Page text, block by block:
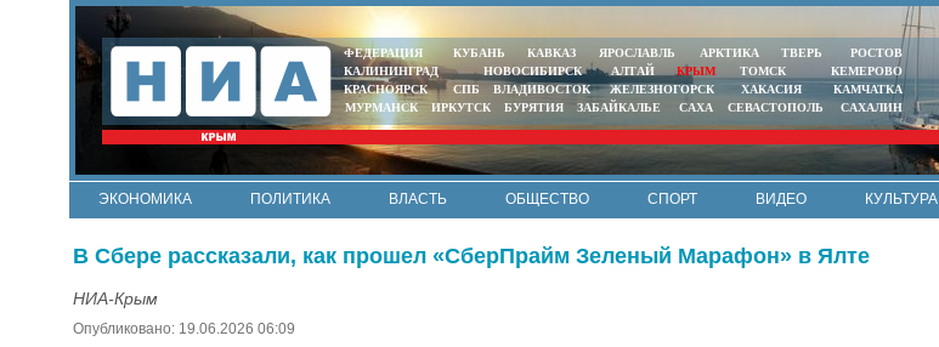
ФЕДЕРАЦИЯ КУБАНЬ КАВКАЗ ЯРОСЛАВЛЬ АРКТИКА ТВЕРЬ
РОСТОВ
КАЛИНИНГРАД
НОВОСИБИРСК АЛТАЙ КРЫМ ТОМСК
КЕМЕРОВО
КРАСНОЯРСК
СПБ ВЛАДИВОСТОК ЖЕЛЕЗНОГОРСК ХАКАСИЯ
КАМЧАТКА
МУРМАНСК
ИРКУТСК БУРЯТИЯ ЗАБАЙКАЛЬЕ САХА СЕВАСТОПОЛЬ САХАЛИН
ЭКОНОМИКА ПОЛИТИКА ВЛАСТЬ ОБЩЕСТВО СПОРТ ВИДЕО КУЛЬТУРА
В Сбере рассказали, как прошел «СберПрайм Зеленый Марафон» в Ялте
НИА-Крым
Опубликовано: 19.06.2026 06:09